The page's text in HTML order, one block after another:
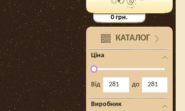
0грн.
КАТАЛОГ
Ціна
Від до
Виробник